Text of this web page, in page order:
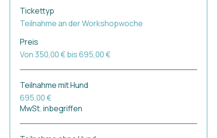
Tickettyp
Teilnahme an der Workshopwoche
Preis
Von 350,00 € bis 695,00 €
Teilnahme mit Hund
695,00 €
MwSt. inbegriffen